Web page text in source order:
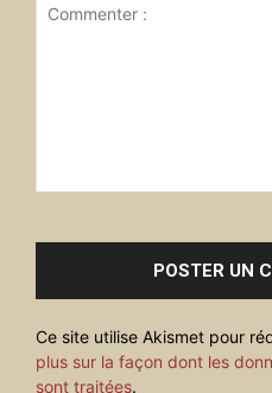
Ce site utilise Akismet pour
plus sur la façon dont les
sont traitées.